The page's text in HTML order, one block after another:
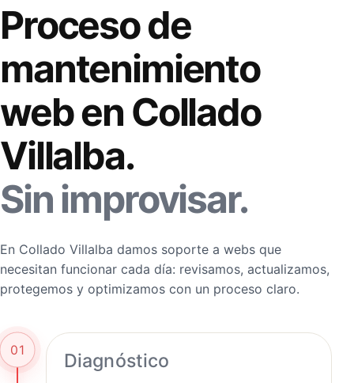
Proceso de
mantenimiento
web en Collado
Villalba.
Sin improvisar.
En Collado Villalba damos soporte a webs que
necesitan funcionar cada día: revisamos, actualizamos,
protegemos y optimizamos con un proceso claro.
01 Diagnóstico